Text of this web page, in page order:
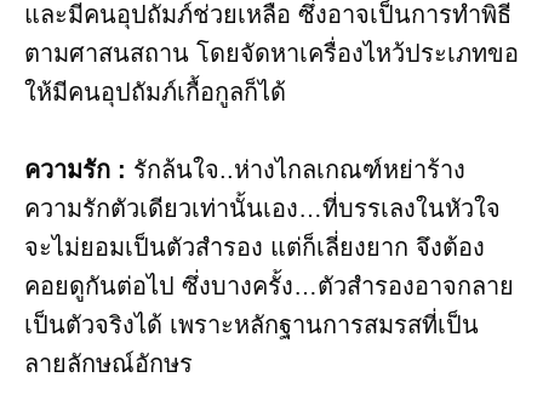
และมีคนอุปถัมภ์ช่วยเหลือ ซึ่งอาจเป็นการทำพิธี
ตามศาสนสถาน โดยจัดหาเครื่องไหว้ประเภทขอ
ให้มีคนอุปถัมภ์เกื้อกูลก็ได้
ความรัก : รักล้นใจ..ห่างไกลเกณฑ์หย่าร้าง
ความรักตัวเดียวเท่านั้นเอง…ที่บรรเลงในหัวใจ
จะไม่ยอมเป็นตัวสำรอง แต่ก็เลี่ยงยาก จึงต้อง
คอยดูกันต่อไป ซึ่งบางครั้ง…ตัวสำรองอาจกลาย
เป็นตัวจริงได้ เพราะหลักฐานการสมรสที่เป็น
ลายลักษณ์อักษร